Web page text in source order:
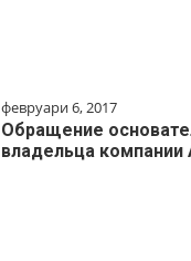
февруари 6, 2017
Обращение
владельца компании